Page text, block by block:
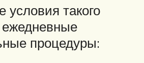
условия такого
процедуры: